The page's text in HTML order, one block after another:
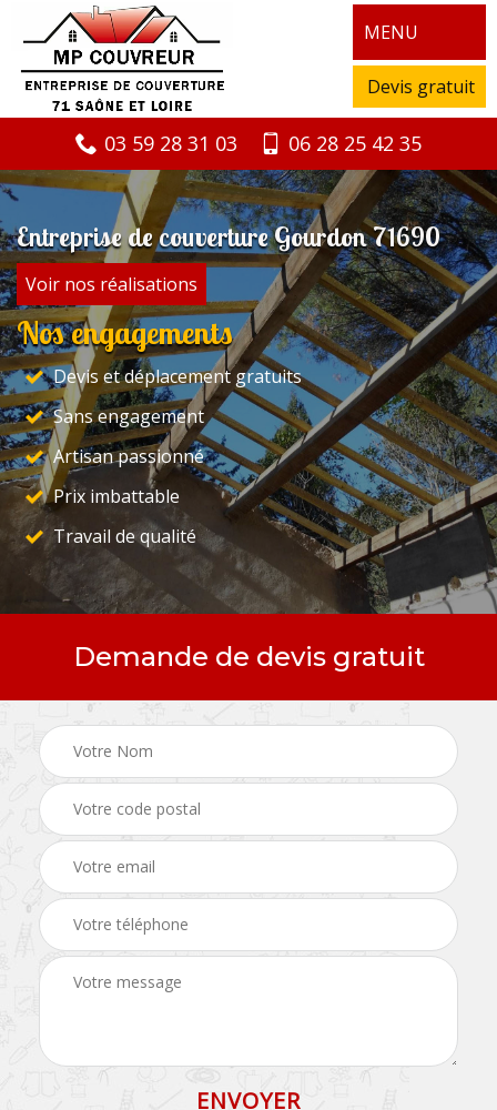
MENU
Devis gratuit
03 59 28 31 03 06 28 25 42 35
Entreprise de couverture Gourdon 71690
Voir nos réalisations
Nos engagements
Devis et déplacement gratuits
Sans engagement
Artisan passionné
Prix imbattable
Travail de qualité
Demande de devis gratuit